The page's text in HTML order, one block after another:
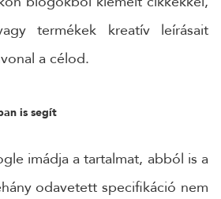
termékek kreatív leírásait
a célod.
is segít
imádja a tartalmat, abból is a
odavetett specifikáció nem